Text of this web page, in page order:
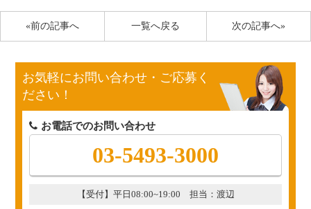
«前の記事へ 次の記事へ»
一覧へ戻る
お気軽にお問い合わせ・ご応募く
ださい！
お電話でのお問い合わせ
03-5493-3000
【受付】平日08:00~19:00 担当：渡辺